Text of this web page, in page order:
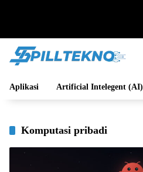
Aplikasi Artificial Intelegent (AI)
Komputasi pribadi